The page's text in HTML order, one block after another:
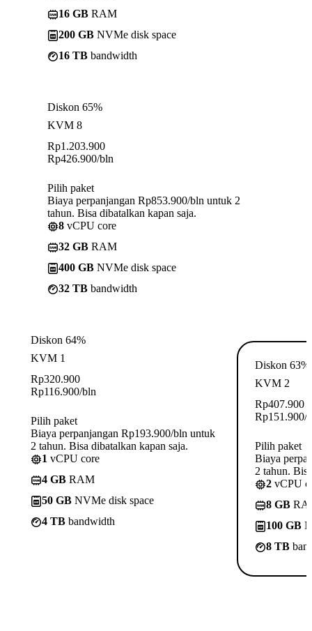
16 GB RAM
200 GB NVMe disk space
16 TB bandwidth
Diskon 65%
KVM 8
Rp1.203.900
Rp426.900/bln
Pilih paket
Biaya perpanjangan Rp853.900/bln untuk 2
tahun. Bisa dibatalkan kapan saja.
8 vCPU core
32 GB RAM
400 GB NVMe disk space
32 TB bandwidth
Diskon 64%
KVM 1
Rp320.900
Rp116.900/bln
Pilih paket
Biaya perpanjangan Rp193.900/bln untuk
2 tahun. Bisa dibatalkan kapan saja.
1 vCPU core
4 GB RAM
50 GB NVMe disk space
4 TB bandwidth
Diskon 63%
KVM 2
Rp407.900
Rp151.900/
Pilih paket
Biaya
2 tahun.
2 vCPU
8 GB
100 GB
8 TB